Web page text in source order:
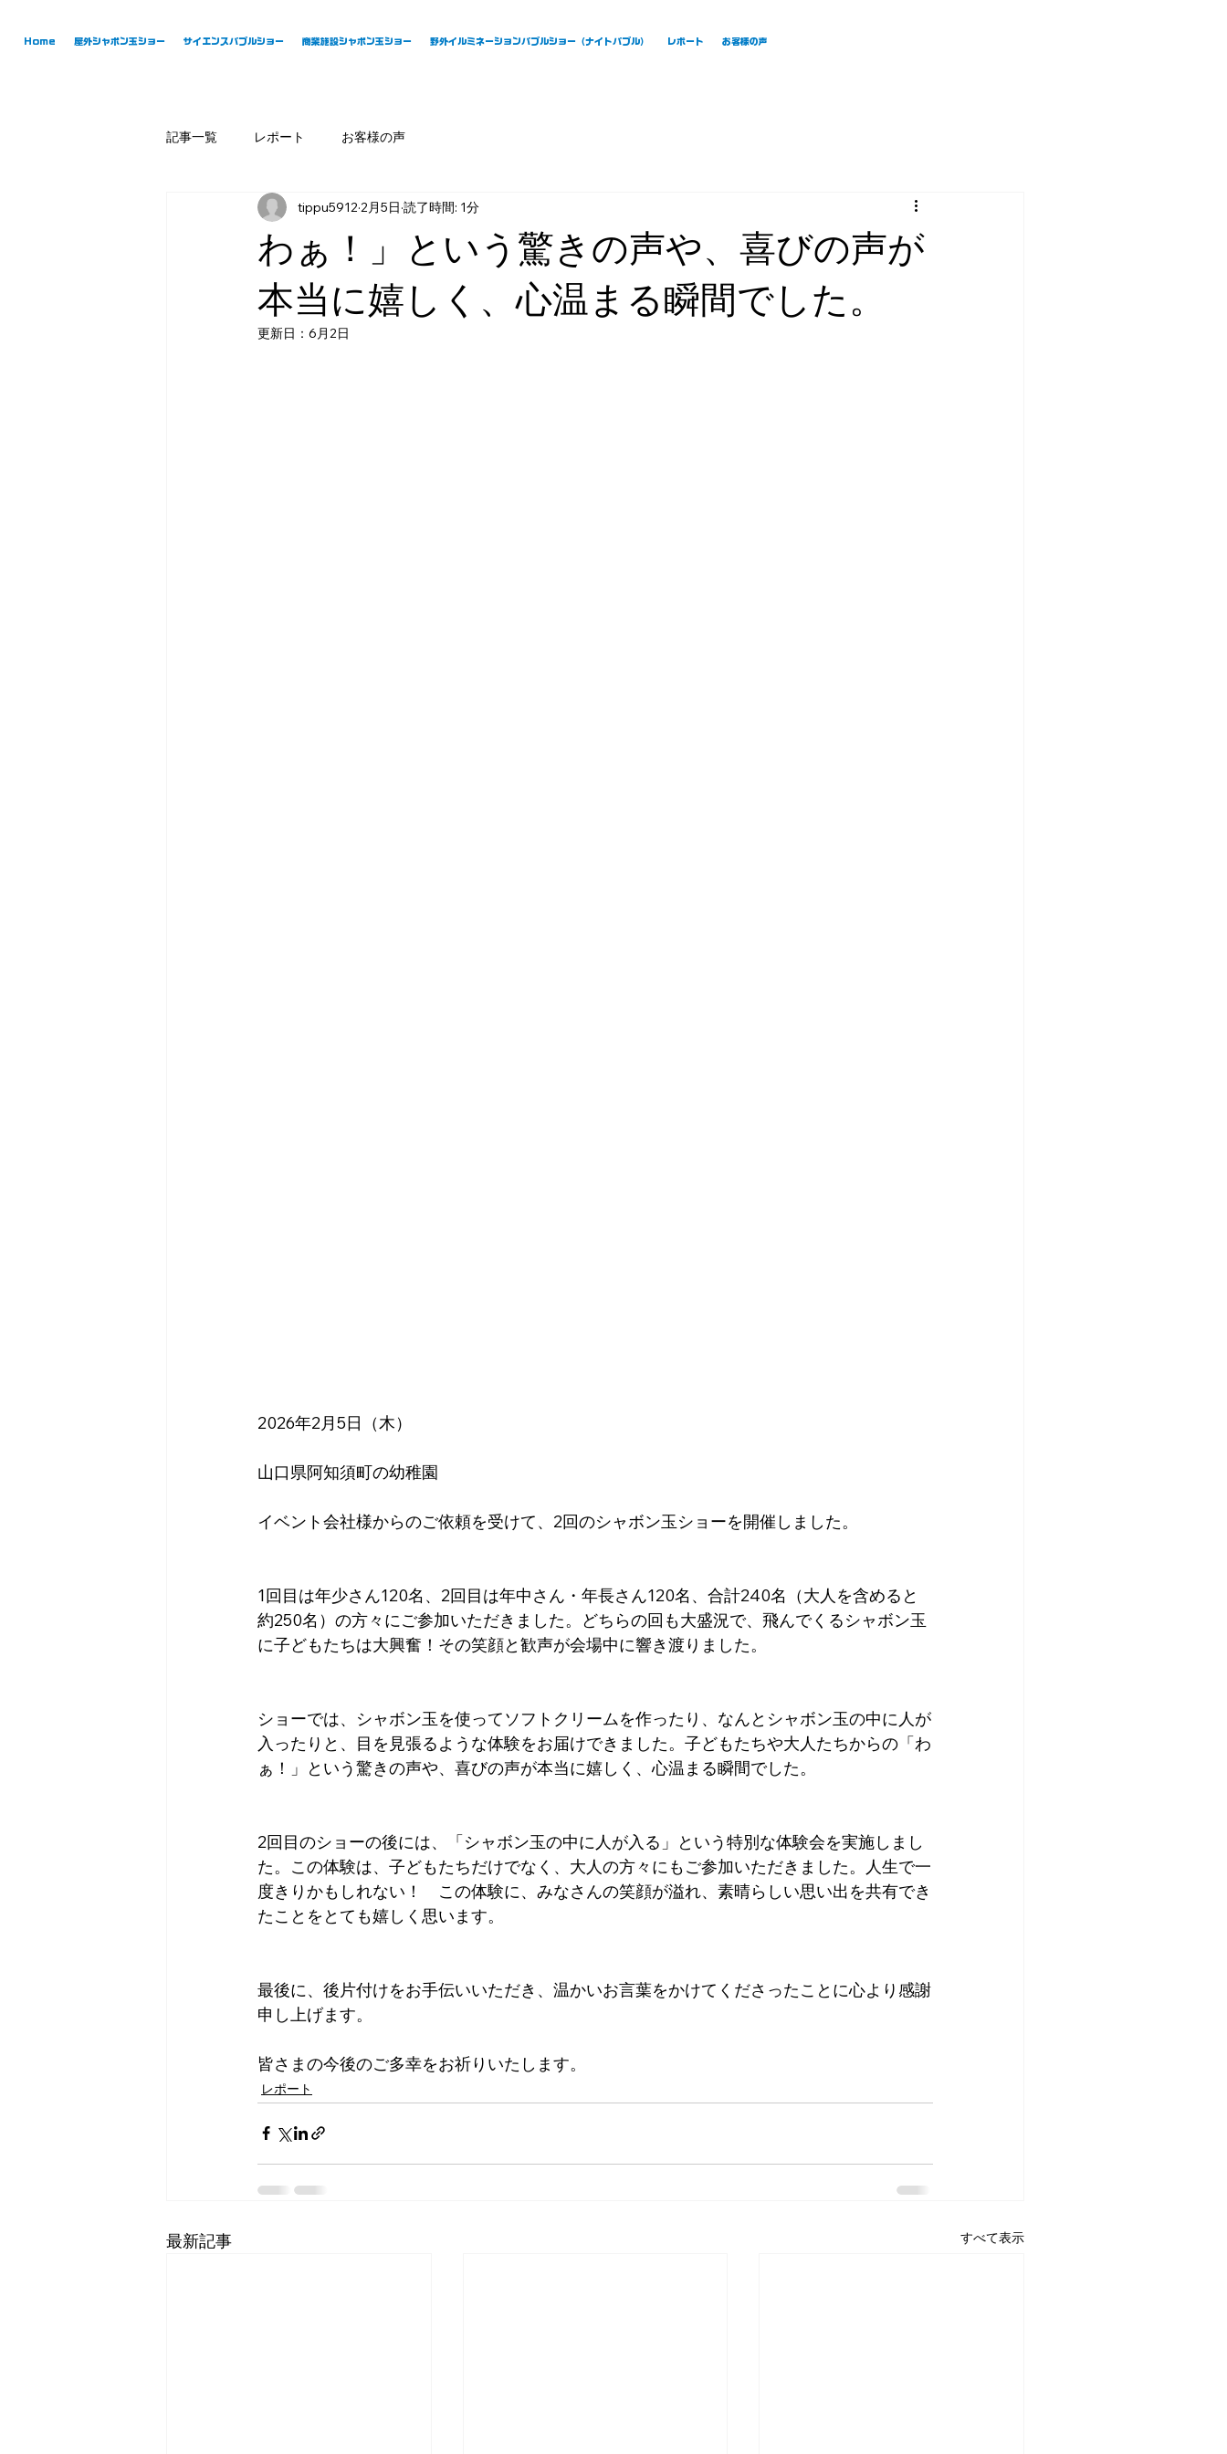
Home 屋外シャボン玉ショー サイエンスバブルショー 商業施設シャボン玉ショー 野外イルミネーションバブルショー（ナイトバブル） レポート お客様の声
記事一覧 レポート お客様の声
わぁ！」という驚きの声や、喜びの声が
本当に嬉しく、心温まる瞬間でした。
tippu5912 2月5日 読了時間: 1分
更新日： 6月2日
2026年2月5日（木）
山口県阿知須町の幼稚園
イベント会社様からのご依頼を受けて、2回のシャボン玉ショーを開催しました。
1回目は年少さん120名、2回目は年中さん・年長さん120名、合計240名（大人を含めると
約250名）の方々にご参加いただきました。どちらの回も大盛況で、飛んでくるシャボン玉
に子どもたちは大興奮！その笑顔と歓声が会場中に響き渡りました。
ショーでは、シャボン玉を使ってソフトクリームを作ったり、なんとシャボン玉の中に人が
入ったりと、目を見張るような体験をお届けできました。子どもたちや大人たちからの「わ
ぁ！」という驚きの声や、喜びの声が本当に嬉しく、心温まる瞬間でした。
2回目のショーの後には、「シャボン玉の中に人が入る」という特別な体験会を実施しまし
た。この体験は、子どもたちだけでなく、大人の方々にもご参加いただきました。人生で一
度きりかもしれない！　この体験に、みなさんの笑顔が溢れ、素晴らしい思い出を共有でき
たことをとても嬉しく思います。
最後に、後片付けをお手伝いいただき、温かいお言葉をかけてくださったことに心より感謝
申し上げます。
皆さまの今後のご多幸をお祈りいたします。
レポート
最新記事 すべて表示